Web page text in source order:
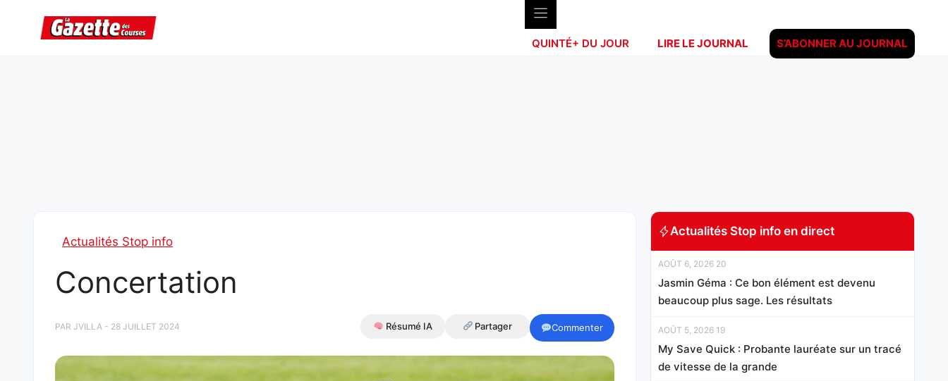
contenu
QUINTÉ+ DU JOUR LIRE LE JOURNAL S’ABONNER AU JOURNAL
Actualités Stop info
Concertation
PAR JVILLA - 28 JUILLET 2024 Résumé IA Partager Commenter
Actualités Stop info en direct
AOÛT 6, 2026 20
Jasmin Géma : Ce bon élément est devenu
beaucoup plus sage. Les résultats
AOÛT 5, 2026 19
My Save Quick : Probante lauréate sur un tracé
de vitesse de la grande